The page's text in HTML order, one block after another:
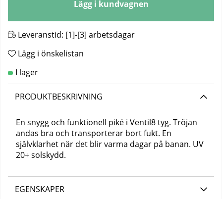
Lägg i kundvagnen
Leveranstid: [1]-[3] arbetsdagar
Lägg i önskelistan
PRODUKTBESKRIVNING
En snygg och funktionell piké i Ventil8 tyg. Tröjan
andas bra och transporterar bort fukt. En
självklarhet när det blir varma dagar på banan. UV
20+ solskydd.
EGENSKAPER